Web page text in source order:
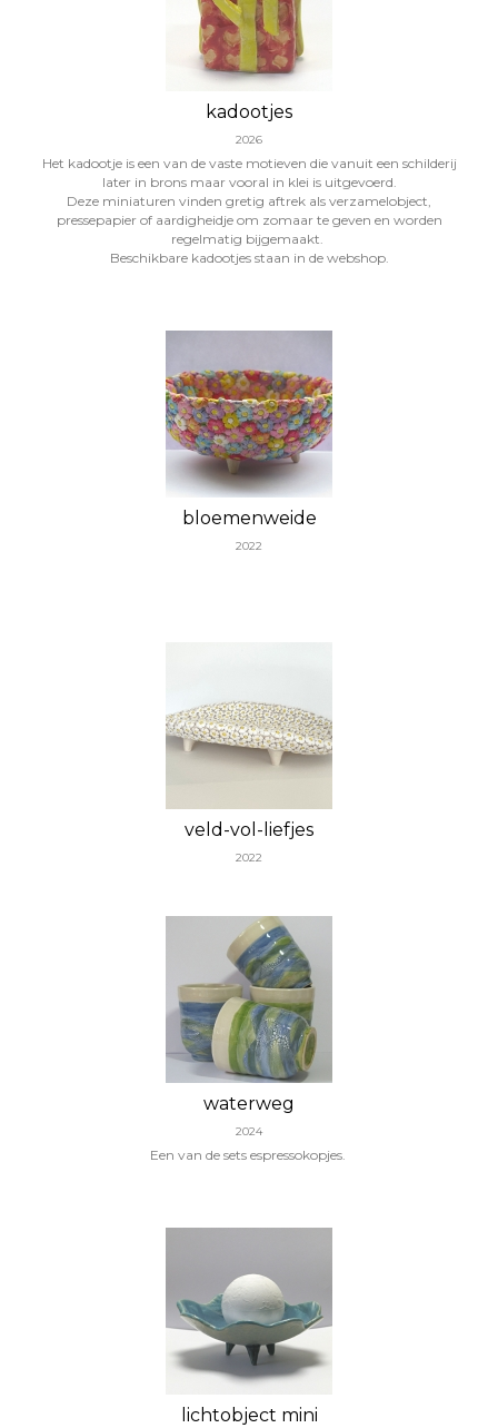
kadootjes
2026
Het kadootje is een van de vaste motieven die vanuit een schilderij
later in brons maar vooral in klei is uitgevoerd.
Deze miniaturen vinden gretig aftrek als verzamelobject,
pressepapier of aardigheidje om zomaar te geven en worden
regelmatig bijgemaakt.
Beschikbare kadootjes staan in de webshop.
bloemenweide
2022
veld-vol-liefjes
2022
waterweg
2024
Een van de sets espressokopjes.
lichtobject mini